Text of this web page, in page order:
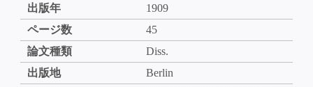
出版年
1909
ページ数
45
論文種類
Diss.
出版地
Berlin